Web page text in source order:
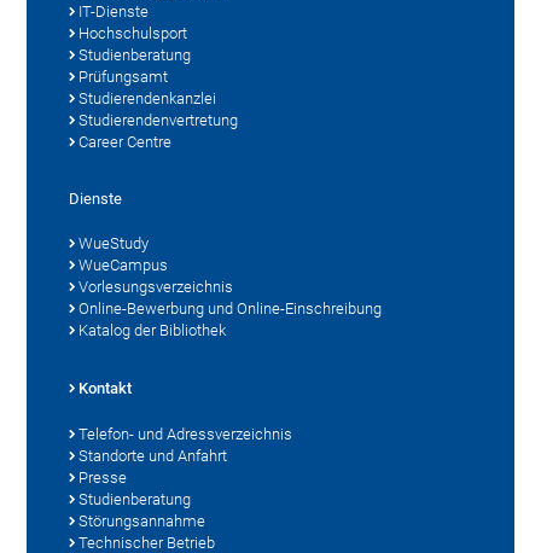
IT-Dienste
Hochschulsport
Studienberatung
Prüfungsamt
Studierendenkanzlei
Studierendenvertretung
Career Centre
Dienste
WueStudy
WueCampus
Vorlesungsverzeichnis
Online-Bewerbung und Online-Einschreibung
Katalog der Bibliothek
Kontakt
Telefon- und Adressverzeichnis
Standorte und Anfahrt
Presse
Studienberatung
Störungsannahme
Technischer Betrieb